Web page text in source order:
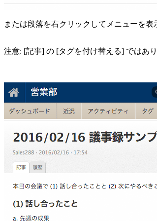
または段落を右クリックしてメニューを
注意: [記事] の [タグを付け替える] ではあ